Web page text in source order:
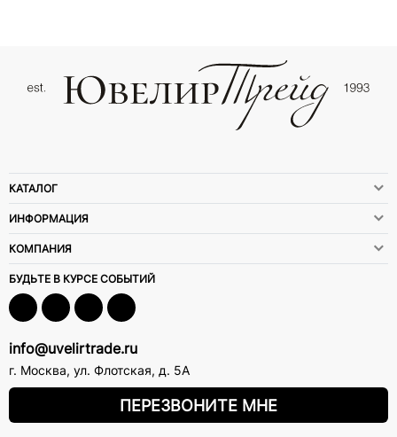
КАТАЛОГ
ИНФОРМАЦИЯ
КОМПАНИЯ
БУДЬТЕ В КУРСЕ СОБЫТИЙ
info@uvelirtrade.ru
г. Москва, ул. Флотская, д. 5А
ПЕРЕЗВОНИТЕ МНЕ